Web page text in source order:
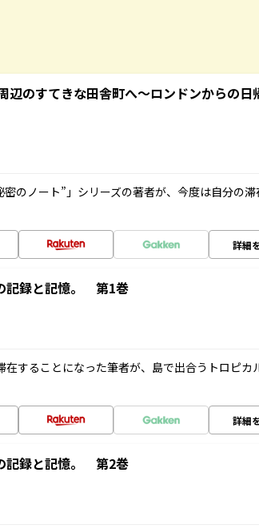
辺のすてきな田舎町へ～ロンドンからの日
のノート”」シリーズの著者が、今度は自分の滞
詳細
記録と記憶。 第1巻
することになった筆者が、島で出合うトロピカ
詳細
記録と記憶。 第2巻